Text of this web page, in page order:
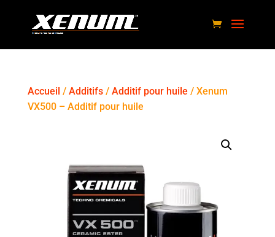
Accueil / Additifs/ Additif pour huile / Xenum
VX500 – Additif pour huile